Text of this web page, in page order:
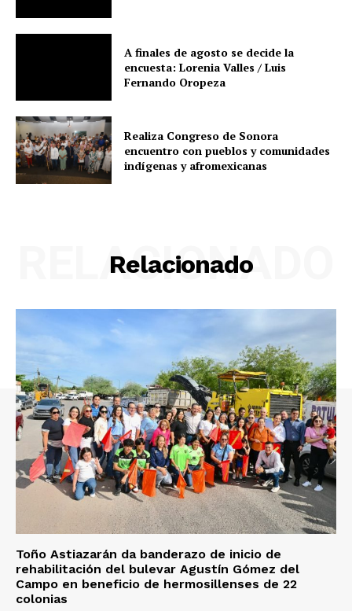
A finales de agosto se decide la
encuesta: Lorenia Valles / Luis
Fernando Oropeza
Realiza Congreso de Sonora
encuentro con pueblos y comunidades
indígenas y afromexicanas
Relacionado
RELACIONADO
Toño Astiazarán da banderazo de inicio de
rehabilitación del bulevar Agustín Gómez del
Campo en beneficio de hermosillenses de 22
colonias